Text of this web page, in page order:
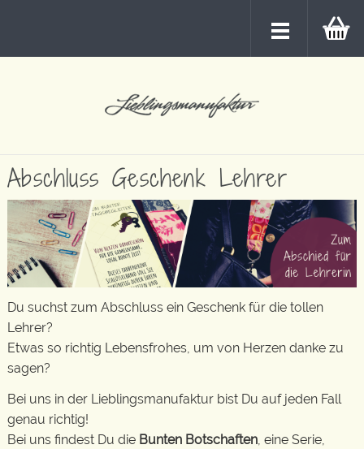
Abschluss Geschenk Lehrer
Du suchst zum Abschluss ein Geschenk für die tollen
Lehrer?
Etwas so richtig Lebensfrohes, um von Herzen danke zu
sagen?
Bei uns in der Lieblingsmanufaktur bist Du auf jeden Fall
genau richtig!
Bei uns findest Du die Bunten Botschaften , eine Serie,